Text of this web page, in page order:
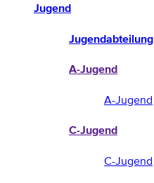
Jugend
Jugendabteilung
A-Jugend
A-Jugend
C-Jugend
C-Jugend